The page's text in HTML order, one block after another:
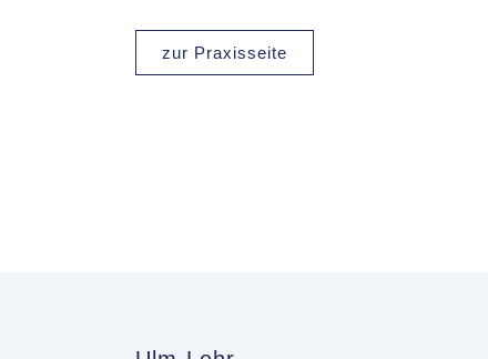
zur Praxisseite